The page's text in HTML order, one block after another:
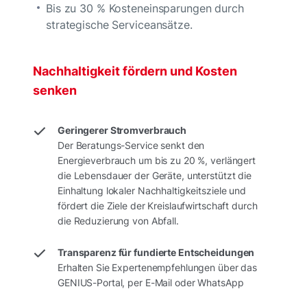
Bis zu 30 % Kosteneinsparungen durch
strategische Serviceansätze.
Nachhaltigkeit fördern und Kosten
senken
Geringerer Stromverbrauch
Der Beratungs-Service senkt den
Energieverbrauch um bis zu 20 %, verlängert
die Lebensdauer der Geräte, unterstützt die
Einhaltung lokaler Nachhaltigkeitsziele und
fördert die Ziele der Kreislaufwirtschaft durch
die Reduzierung von Abfall.
Transparenz für fundierte Entscheidungen
Erhalten Sie Expertenempfehlungen über das
GENIUS-Portal, per E-Mail oder WhatsApp